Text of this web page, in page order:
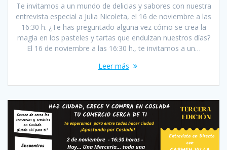
Te invitamos a un mundo de delicias y sabores con nuestra
entrevista especial a Julia Nicoleta, el 16 de noviembre a las
16:30 h. ¿Te has preguntado alguna vez cómo se crea la
magia en los pasteles y tartas que endulzan nuestros días?
El 16 de noviembre a las 16:30 h., te invitamos a un…
Leer más